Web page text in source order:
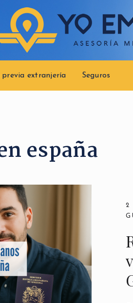
extranjería Seguros
españa
2